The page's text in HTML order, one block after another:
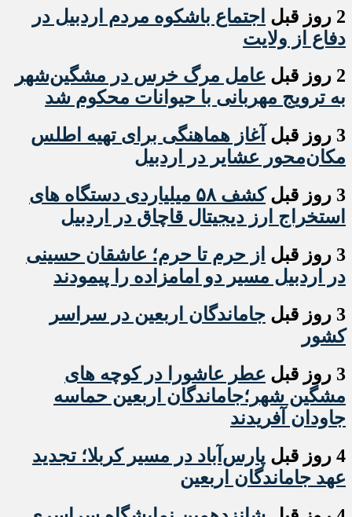
2 روز قبل
اجتماع باشکوه مردم اردبیل در
دفاع از ولایت
2 روز قبل
عامل مرگ خرس در مشگین‌شهر
به ترویج مهربانی با حیوانات محکوم شد
3 روز قبل
آغاز هماهنگی برای تهیه اطلس
مکان‌محور عشایر در اردبیل
3 روز قبل
کشف ۵۸ میلیاردی دستگاه های
استخراج ارز دیجیتال قاچاق در اردبیل
3 روز قبل
از حرم تا حرم؛ عاشقان حسینی
در اردبیل مسیر دو امامزاده را پیمودند
3 روز قبل
جاماندگان اربعین در سراسر
کشور
3 روز قبل
عطر عاشورا در کوچه های
مشگین شهر؛جاماندگان اربعین حماسه
جاودان آفریدند
4 روز قبل
پارس‌آباد در مسیر کربلا؛ تجدید
عهد جاماندگان اربعین